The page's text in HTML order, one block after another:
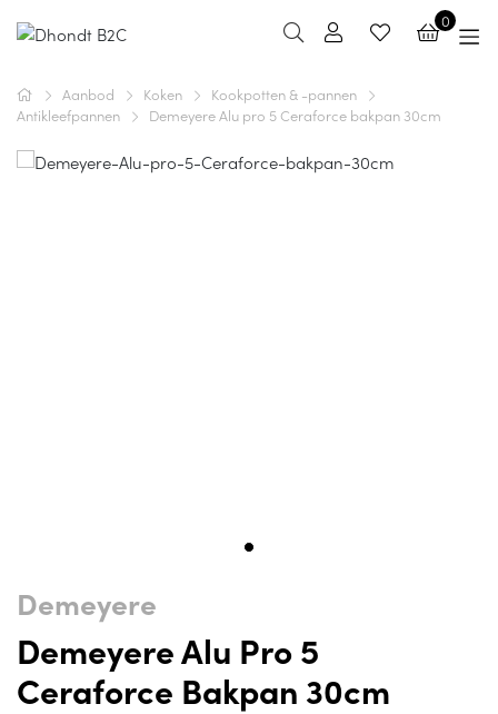
0
Aanbod Koken
Kookpotten & -pannen
Antikleefpannen
Demeyere Alu pro 5 Ceraforce bakpan 30cm
Demeyere
Demeyere Alu Pro 5
Ceraforce Bakpan 30cm